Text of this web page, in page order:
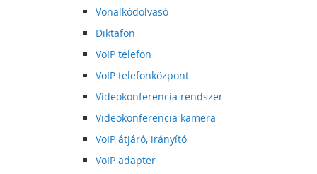
Vonalkódolvasó
Diktafon
VoIP telefon
VoIP telefonközpont
Videokonferencia rendszer
Videokonferencia kamera
VoIP átjáró, irányító
VoIP adapter